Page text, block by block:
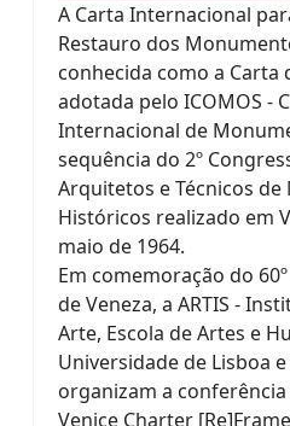
A Carta Internacional
Restauro dos
conhecida como a Carta
adotada pelo ICOMOS -
Internacional de
sequência do 2º
Arquitetos e Técnicos
Históricos realizado em
maio de 1964.
Em comemoração do
de Veneza, a ARTIS -
Arte, Escola de Artes e
Universidade de Lisboa
organizam a
Venice Charter